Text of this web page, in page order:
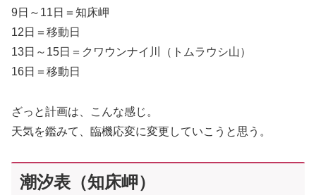
9日～11日＝知床岬
12日＝移動日
13日～15日＝クワウンナイ川（トムラウシ山）
16日＝移動日
ざっと計画は、こんな感じ。
天気を鑑みて、臨機応変に変更していこうと思う。
潮汐表（知床岬）